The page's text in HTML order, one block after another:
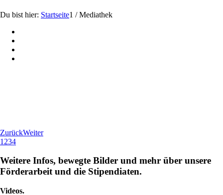
Du bist hier: Startseite1 / Mediathek
ZurückWeiter
1 234
Weitere Infos, bewegte Bilder und mehr über unsere
Förderarbeit und die Stipendiaten.
Videos.